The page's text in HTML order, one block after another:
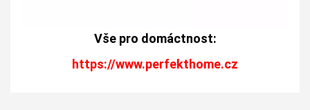
Vše pro domáctnost:
https://www.perfekthome.cz